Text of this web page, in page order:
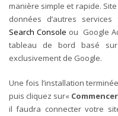
manière simple et rapide.
données d’autres
Search Console ou Google
tableau de bord basé
exclusivement de Google.
Une fois l’installation
puis cliquez sur«
il faudra connecter votre